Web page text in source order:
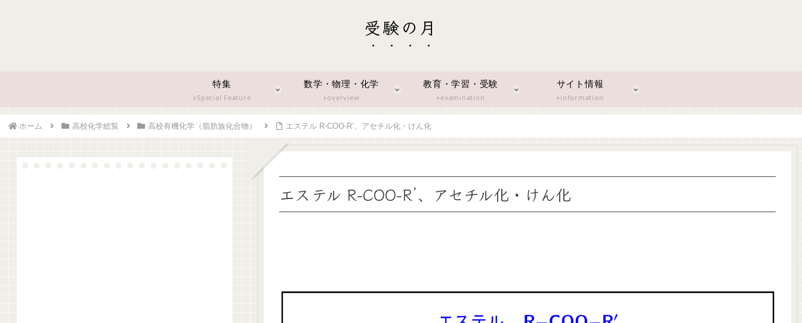
受験の月
特集
Special Feature
数学・物理・化学
overview
教育・学習・受験
examination
サイト情報
information
ホーム 高校化学総覧 高校有機化学（脂肪族化合物） エステル R-COO-R’、アセチル化・けん化
エステル R-COO-R’、アセチル化・けん化